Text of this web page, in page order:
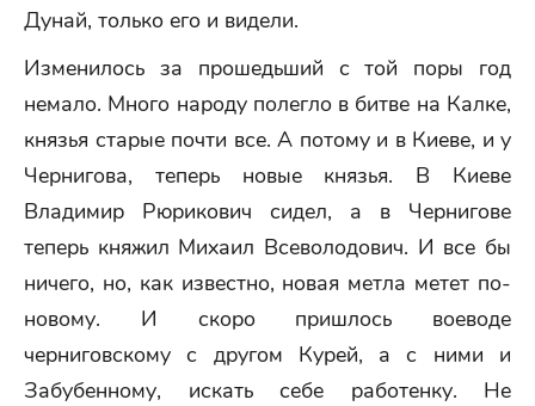
Дунай, только его и видели.
Изменилось за прошедьший с той поры год
немало. Много народу полегло в битве на Калке,
князья старые почти все. А потому и в Киеве, и у
Чернигова, теперь новые князья. В Киеве
Владимир Рюрикович сидел, а в Чернигове
теперь княжил Михаил Всеволодович. И все бы
ничего, но, как известно, новая метла метет по-
новому. И скоро пришлось воеводе
черниговскому с другом Курей, а с ними и
Забубенному, искать себе работенку. Не